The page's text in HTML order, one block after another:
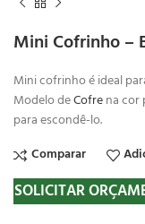
Mini Cofrinho –
Mini cofrinho é ideal
Modelo deCofrena cor
para escondê-lo.
Comparar
SOLICITAR